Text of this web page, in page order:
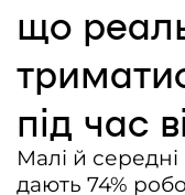
Медіакіт
Партнери проєкту
Редакційна
Документи
що
під час
Малі й середні
дають 74%